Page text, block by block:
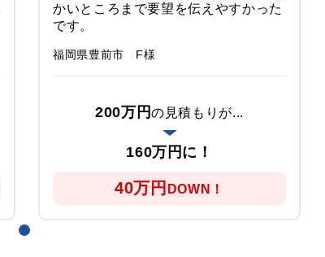
かいところまで要望を伝えやすかった
です。
福岡県豊前市 F様
200万円の見積もりが...
160万円に！
40万円 DOWN！